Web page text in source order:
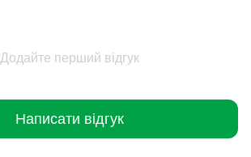
Додайте перший відгук
Написати відгук